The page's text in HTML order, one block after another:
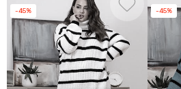
-45% -45%